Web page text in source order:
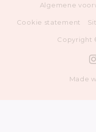
Algemene
Cookie statement
Copyright
Made